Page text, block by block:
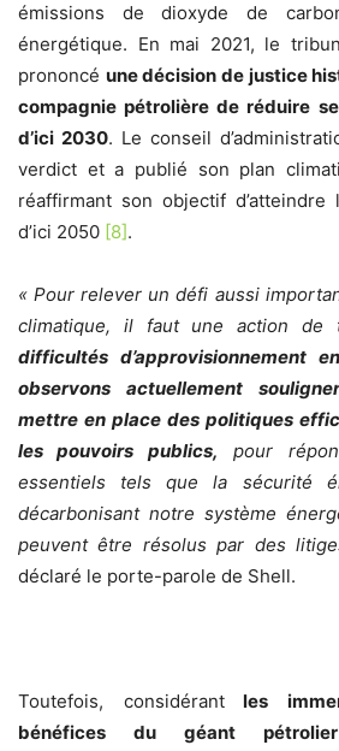
émissions de dioxyde de
énergétique. En mai 2021, le
prononcé une décision de justice
compagnie pétrolière de réduire
d’ici 2030. Le conseil
verdict et a publié son plan
réaffirmant son objectif d’atteindre
d’ici 2050 [8].
« Pour relever un défi aussi
climatique, il faut une action de
difficultés d’approvisionnement
observons actuellement
mettre en place des politiques
les pouvoirs publics, pour
essentiels tels que la sécurité
décarbonisant notre système
peuvent être résolus par des
déclaré le porte-parole de Shell.
Toutefois, considérantles
bénéfices du géant